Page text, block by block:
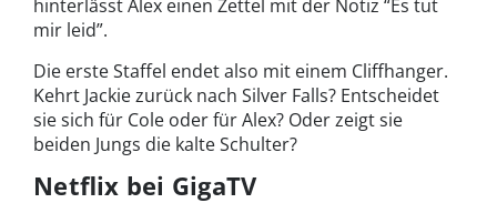
hinterlässt Alex einen Zettel mit der Notiz “Es tut
mir leid”.
Die erste Staffel endet also mit einem Cliffhanger.
Kehrt Jackie zurück nach Silver Falls? Entscheidet
sie sich für Cole oder für Alex? Oder zeigt sie
beiden Jungs die kalte Schulter?
Netflix bei GigaTV